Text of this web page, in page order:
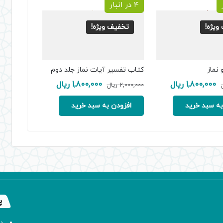
قیمت
اصلی:
2,000,000 ریال
بود.
1,800,000 ریالقیمت
سبد خرید
تخفیف ویژه!
4 در انبار
کتاب تفسیر آیات نماز جلد دوم
2,000,000 ریال قیمت
اصلی:
2,000,000 ریال
بود.
1,800,000 ریالقیمت
افزودن به سبد خرید